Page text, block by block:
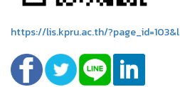
https://lis.kpru.ac.th/